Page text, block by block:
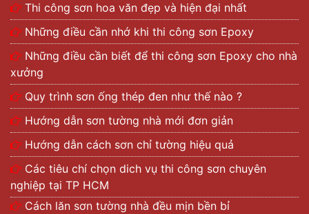
Thi công sơn hoa văn đẹp và hiện đại nhất
Những điều cần nhớ khi thi công sơn Epoxy
Những điều cần biết để thi công sơn Epoxy cho nhà
xưởng
Quy trình sơn ống thép đen như thế nào ?
Hướng dẫn sơn tường nhà mới đơn giản
Hướng dẫn cách sơn chỉ tường hiệu quả
Các tiêu chí chọn dich vụ thi công sơn chuyên
nghiệp tại TP HCM
Cách lăn sơn tường nhà đều mịn bền bỉ